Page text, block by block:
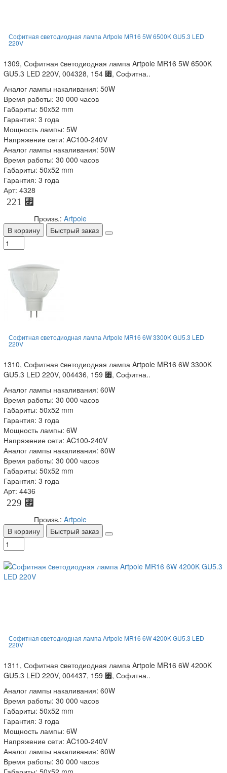
Софитная cветодиодная лампа Artpole MR16 5W 6500K GU5.3 LED
220V
1309, Софитная cветодиодная лампа Artpole MR16 5W 6500K
GU5.3 LED 220V, 004328, 154 ⃏, Софитна..
Аналог лампы накаливания: 50W
Время работы: 30 000 часов
Габариты: 50x52 mm
Гарантия: 3 года
Мощность лампы: 5W
Напряжение сети: AC100-240V
Аналог лампы накаливания: 50W
Время работы: 30 000 часов
Габариты: 50x52 mm
Гарантия: 3 года
Арт: 4328
221 ⃏
Произв.: Artpole
В корзину
Быстрый заказ
Софитная cветодиодная лампа Artpole MR16 6W 3300K GU5.3 LED
220V
1310, Софитная cветодиодная лампа Artpole MR16 6W 3300K
GU5.3 LED 220V, 004436, 159 ⃏, Софитна..
Аналог лампы накаливания: 60W
Время работы: 30 000 часов
Габариты: 50x52 mm
Гарантия: 3 года
Мощность лампы: 6W
Напряжение сети: AC100-240V
Аналог лампы накаливания: 60W
Время работы: 30 000 часов
Габариты: 50x52 mm
Гарантия: 3 года
Арт: 4436
229 ⃏
Произв.: Artpole
В корзину
Быстрый заказ
Софитная cветодиодная лампа Artpole MR16 6W 4200K GU5.3 LED
220V
1311, Софитная cветодиодная лампа Artpole MR16 6W 4200K
GU5.3 LED 220V, 004437, 159 ⃏, Софитна..
Аналог лампы накаливания: 60W
Время работы: 30 000 часов
Габариты: 50x52 mm
Гарантия: 3 года
Мощность лампы: 6W
Напряжение сети: AC100-240V
Аналог лампы накаливания: 60W
Время работы: 30 000 часов